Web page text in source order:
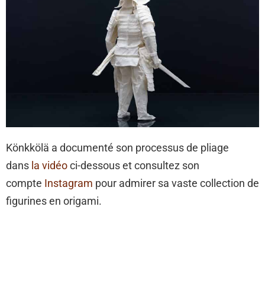
Könkkölä a documenté son processus de pliage
dans la vidéoci-dessous et consultez son
compte Instagram pour admirer sa vaste collection de
figurines en origami.